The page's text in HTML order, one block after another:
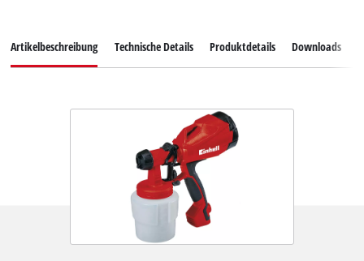
Artikelbeschreibung Technische Details Produktdetails Downloads